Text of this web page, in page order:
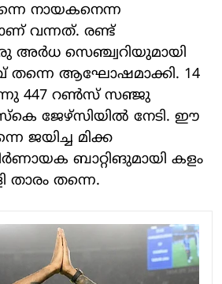
നായകനെന്ന
വന്നത്. രണ്ട്
അർധ സെഞ്ച്വറിയുമായി
തന്നെ ആഘോഷമാക്കി. 14
447 റൺസ് സഞ്ജു
ജേഴ്സിയിൽ നേടി. ഈ
ജയിച്ച മിക്ക
ബാറ്റിങുമായി കളം
തന്നെ.